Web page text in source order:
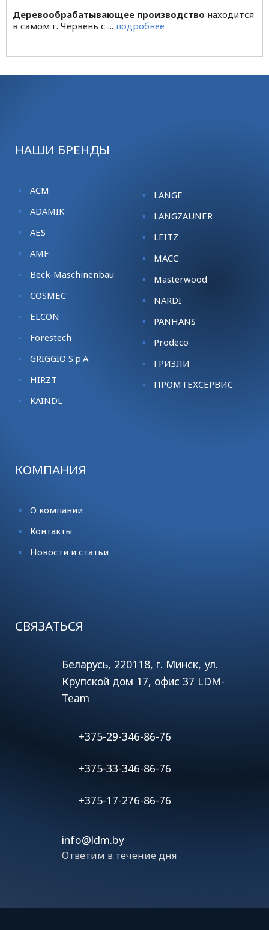
Деревообрабатывающее производство находится
в самом г. Червень с ... подробнее
НАШИ БРЕНДЫ
ACM
ADAMIK
AES
AMF
Beck-Maschinenbau
COSMEC
ELCON
Forestech
GRIGGIO S.p.A
HIRZT
KАINDL
LANGE
LANGZAUNER
LEITZ
MACC
Masterwood
NARDI
PANHANS
Prodeco
ГРИЗЛИ
ПРОМТЕХСЕРВИС
КОМПАНИЯ
О компании
Контакты
Новости и статьи
СВЯЗАТЬСЯ
Беларусь, 220118, г. Минск, ул.
Крупской дом 17, офис 37 LDM-
Team
+375-29-346-86-76
+375-33-346-86-76
+375-17-276-86-76
info@ldm.by
Ответим в течение дня